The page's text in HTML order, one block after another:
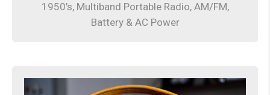
1950’s, Multiband Portable Radio, AM/FM,
Battery & AC Power